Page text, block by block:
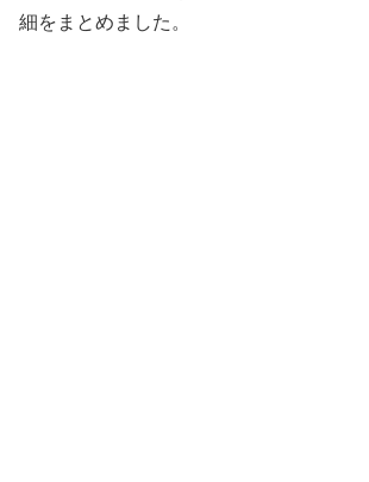
細をまとめました。